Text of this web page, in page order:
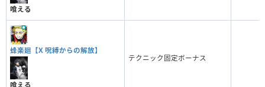
喰える
蜂楽廻【X 呪縛からの解放】
喰える
テクニック固定ボーナス